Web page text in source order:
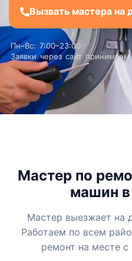
Вызвать мастера на
Пн–Вс: 7:00–23:00
Заявки через сайт принимаем
Мастер по
машин
Мастер выезжает на
Работаем по всем
ремонт на месте с